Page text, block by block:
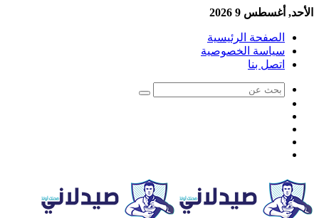
الأحد, أغسطس 9 2026
الصفحة الرئيسية
سياسة الخصوصية
اتصل بنا